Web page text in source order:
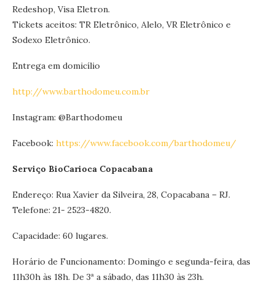
Redeshop, Visa Eletron.
Tickets aceitos: TR Eletrônico, Alelo, VR Eletrônico e
Sodexo Eletrônico.
Entrega em domicílio
http://www.barthodomeu.com.br
Instagram: @Barthodomeu
Facebook: https://www.facebook.com/barthodomeu/
Serviço BioCarioca Copacabana
Endereço: Rua Xavier da Silveira, 28, Copacabana – RJ.
Telefone: 21- 2523-4820.
Capacidade: 60 lugares.
Horário de Funcionamento: Domingo e segunda-feira, das
11h30h às 18h. De 3ª a sábado, das 11h30 às 23h.